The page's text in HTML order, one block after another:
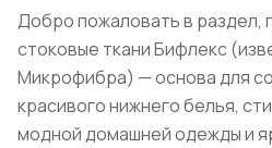
Добро пожаловать в раздел,
стоковые ткани Бифлекс
Микрофибра) — основа для
красивого нижнего белья,
модной домашней одежды и